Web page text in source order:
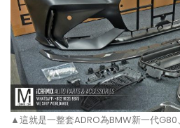
▲這就是一整套ADRO為BMW新一代